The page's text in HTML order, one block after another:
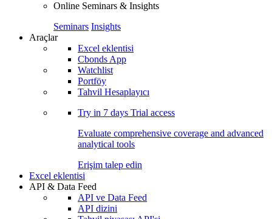
Online Seminars & Insights
Seminars Insights
Araçlar
Excel eklentisi
Cbonds App
Watchlist
Portföy
Tahvil Hesaplayıcı
Try in 7 days Trial access
Evaluate comprehensive coverage and advanced
analytical tools
Erişim talep edin
Excel eklentisi
API & Data Feed
API ve Data Feed
API dizini